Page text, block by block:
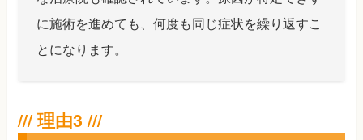
に施術を進めても、何度も同じ症状を繰り返すこ
とになります。